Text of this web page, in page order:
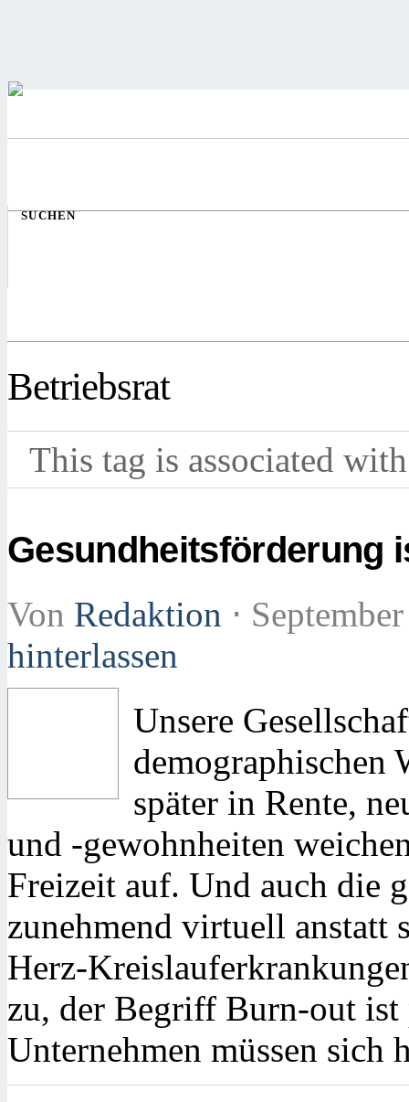
SUCHEN
Betriebsrat
This tag is associated
Gesundheitsförderung
Von Redaktion ⋅
hinterlassen
Unsere
demographischen
später in Rente,
und -gewohnheiten
Freizeit auf. Und auch die
zunehmend virtuell anstatt
Herz-
zu, der Begriff Burn-out
Unternehmen müssen